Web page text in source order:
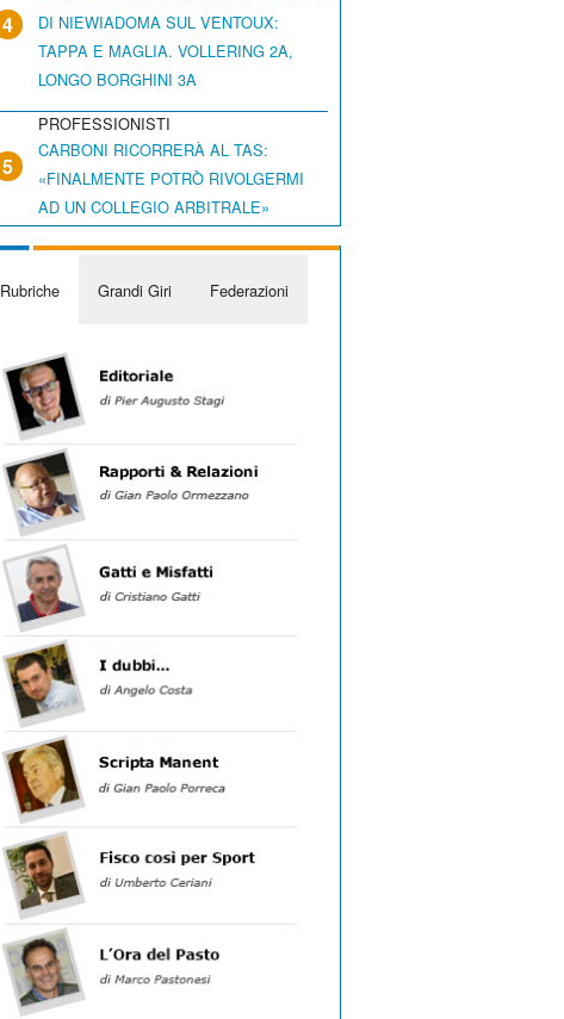
4
DI NIEWIADOMA SUL VENTOUX:
TAPPA E MAGLIA. VOLLERING 2A,
LONGO BORGHINI 3A
5
PROFESSIONISTI
CARBONI RICORRERÀ AL TAS:
«FINALMENTE POTRÒ RIVOLGERMI
AD UN COLLEGIO ARBITRALE»
Rubriche Grandi Giri Federazioni